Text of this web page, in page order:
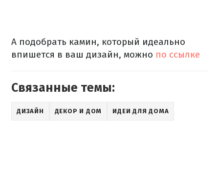
А подобрать камин, который идеально
впишется в ваш дизайн, можно по ссылке
Связанные темы:
ДИЗАЙН ДЕКОР И ДОМ ИДЕИ ДЛЯ ДОМА